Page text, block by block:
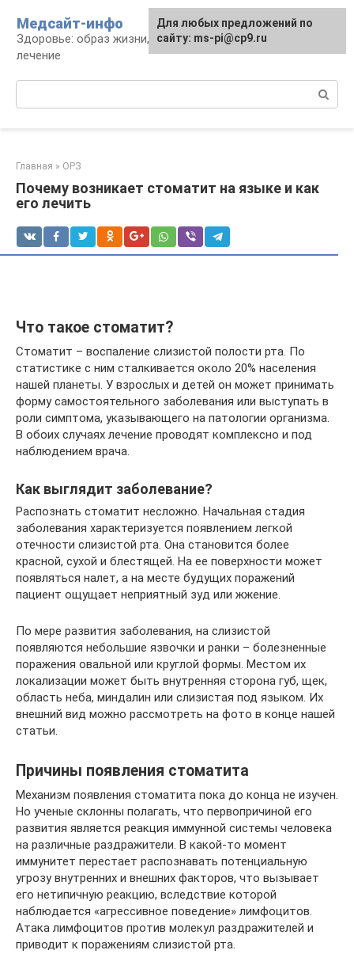
контенту
Медсайт-инфо
Здоровье: образ жизни, профилактика и
лечение
Главная » ОРЗ
Почему возникает стоматит на языке и как
его лечить
Что такое стоматит?
Стоматит – воспаление слизистой полости рта. По
статистике с ним сталкивается около 20% населения
нашей планеты. У взрослых и детей он может принимать
форму самостоятельного заболевания или выступать в
роли симптома, указывающего на патологии организма.
В обоих случаях лечение проводят комплексно и под
наблюдением врача.
Как выглядит заболевание?
Распознать стоматит несложно. Начальная стадия
заболевания характеризуется появлением легкой
отечности слизистой рта. Она становится более
красной, сухой и блестящей. На ее поверхности может
появляться налет, а на месте будущих поражений
пациент ощущает неприятный зуд или жжение.
По мере развития заболевания, на слизистой
появляются небольшие язвочки и ранки – болезненные
поражения овальной или круглой формы. Местом их
локализации может быть внутренняя сторона губ, щек,
область неба, миндалин или слизистая под языком. Их
внешний вид можно рассмотреть на фото в конце нашей
статьи.
Причины появления стоматита
Механизм появления стоматита пока до конца не изучен.
Но ученые склонны полагать, что первопричиной его
развития является реакция иммунной системы человека
на различные раздражители. В какой-то момент
иммунитет перестает распознавать потенциальную
угрозу внутренних и внешних факторов, что вызывает
его нетипичную реакцию, вследствие которой
наблюдается «агрессивное поведение» лимфоцитов.
Атака лимфоцитов против молекул раздражителей и
приводит к поражениям слизистой рта.
Для любых предложений по
сайту: ms-pi@cp9.ru